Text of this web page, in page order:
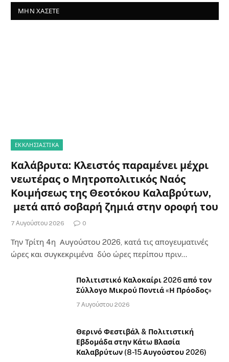
ΜΗΝ ΧΆΣΕΤΕ
ΕΚΚΛΗΣΙΑΣΤΙΚΑ
Καλάβρυτα: Κλειστός παραμένει μέχρι
νεωτέρας ο Μητροπολιτικός Ναός
Κοιμήσεως της Θεοτόκου Καλαβρύτων,
μετά από σοβαρή ζημιά στην οροφή του
7 Αυγούστου 2026 0
Την Τρίτη 4η Αυγούστου 2026, κατά τις απογευματινές
ώρες και συγκεκριμένα δύο ώρες περίπου πριν…
Πολιτιστικό Καλοκαίρι 2026 από τον
Σύλλογο Μικρού Ποντιά «Η Πρόοδος»
7 Αυγούστου 2026
Θερινό Φεστιβάλ & Πολιτιστική
Εβδομάδα στην Κάτω Βλασία
Καλαβρύτων (8-15 Αυγούστου 2026)